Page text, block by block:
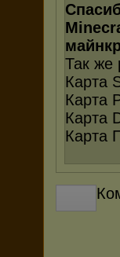
Так же
Карта
Карта
Карта
Карта